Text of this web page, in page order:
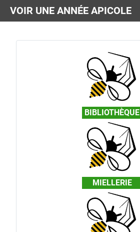
BIBLIOTHÈQUE
MIELLERIE
VOIR UNE ANNÉE APICOLE